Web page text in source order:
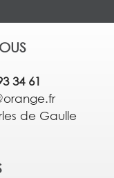
34 61
de Gaulle